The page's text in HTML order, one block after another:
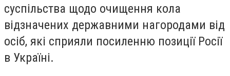
суспільства щодо очищення кола
відзначених державними нагородами від
осіб, які сприяли посиленню позиції Росії
в Україні.